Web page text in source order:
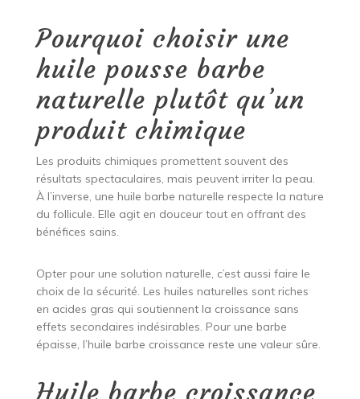
Pourquoi choisir une
huile pousse barbe
naturelle plutôt qu’un
produit chimique
Les produits chimiques promettent souvent des
résultats spectaculaires, mais peuvent irriter la peau.
À l’inverse, une huile barbe naturelle respecte la nature
du follicule. Elle agit en douceur tout en offrant des
bénéfices sains.
Opter pour une solution naturelle, c’est aussi faire le
choix de la sécurité. Les huiles naturelles sont riches
en acides gras qui soutiennent la croissance sans
effets secondaires indésirables. Pour une barbe
épaisse, l’huile barbe croissance reste une valeur sûre.